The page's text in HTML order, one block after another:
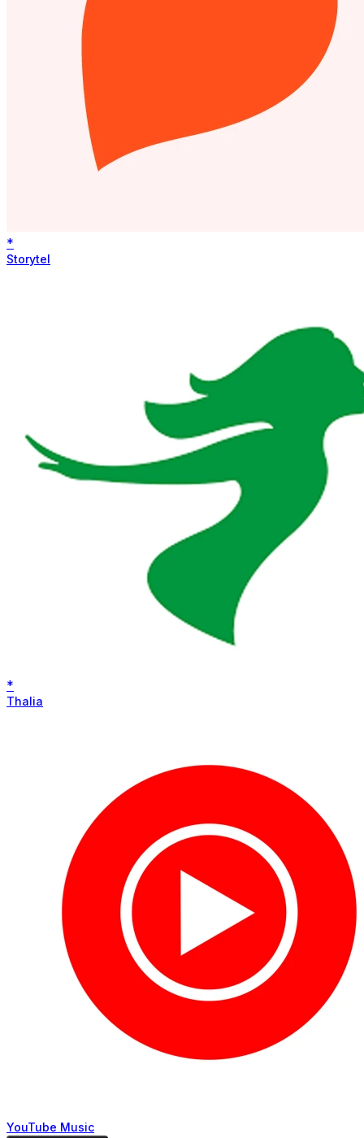
*
Storytel
*
Thalia
YouTube Music